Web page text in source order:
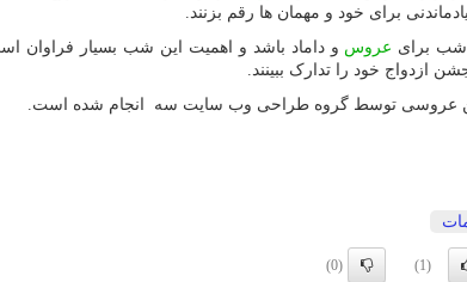
برای خود و مهمان ها رقم بزنند.
شب برای عروس و داماد باشد و اهمیت این شب بسیار فراوان
ازدواج خود را تدارک ببینند.
عروسی توسط گروه طراحی وب سایت سه انجام شده است.
(1)
(0)